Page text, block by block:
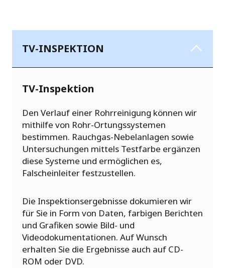
TV-INSPEKTION
TV-Inspektion
Den Verlauf einer Rohrreinigung können wir
mithilfe von Rohr-Ortungssystemen
bestimmen. Rauchgas-Nebelanlagen sowie
Untersuchungen mittels Testfarbe ergänzen
diese Systeme und ermöglichen es,
Falscheinleiter festzustellen.
Die Inspektionsergebnisse dokumieren wir
für Sie in Form von Daten, farbigen Berichten
und Grafiken sowie Bild- und
Videodokumentationen. Auf Wunsch
erhalten Sie die Ergebnisse auch auf CD-
ROM oder DVD.